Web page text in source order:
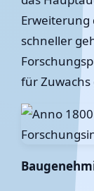
Erweiterung
schneller
für Zuwachs